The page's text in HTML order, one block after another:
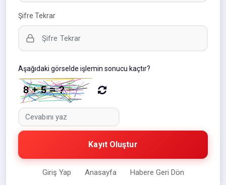
Şifre Tekrar
Aşağıdaki görselde işlemin sonucu kaçtır?
Kayıt Oluştur
Giriş Yap Anasayfa Habere Geri Dön